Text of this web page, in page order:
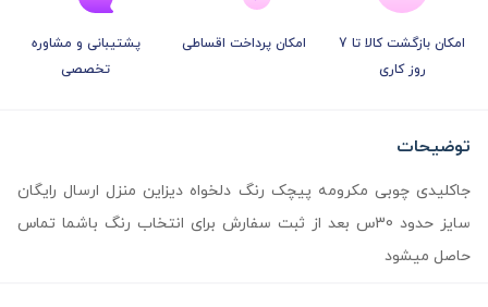
امکان بازگشت کالا تا 7
روز کاری
امکان پرداخت اقساطی
پشتیبانی و مشاوره
تخصصی
توضیحات
جاکلیدی چوبی مکرومه پیچک رنگ دلخواه دیزاین منزل ارسال رایگان
سایز حدود 30س بعد از ثبت سفارش برای انتخاب رنگ باشما تماس
حاصل میشود